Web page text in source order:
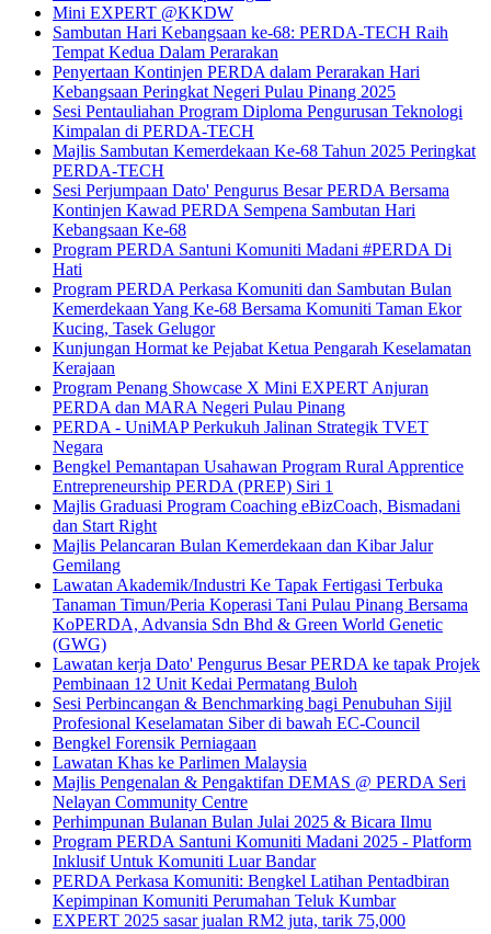
Mini EXPERT @KKDW
Sambutan Hari Kebangsaan ke-68: PERDA-TECH Raih
Tempat Kedua Dalam Perarakan
Penyertaan Kontinjen PERDA dalam Perarakan Hari
Kebangsaan Peringkat Negeri Pulau Pinang 2025
Sesi Pentauliahan Program Diploma Pengurusan Teknologi
Kimpalan di PERDA-TECH
Majlis Sambutan Kemerdekaan Ke-68 Tahun 2025 Peringkat
PERDA-TECH
Sesi Perjumpaan Dato' Pengurus Besar PERDA Bersama
Kontinjen Kawad PERDA Sempena Sambutan Hari
Kebangsaan Ke-68
Program PERDA Santuni Komuniti Madani #PERDA Di
Hati
Program PERDA Perkasa Komuniti dan Sambutan Bulan
Kemerdekaan Yang Ke-68 Bersama Komuniti Taman Ekor
Kucing, Tasek Gelugor
Kunjungan Hormat ke Pejabat Ketua Pengarah Keselamatan
Kerajaan
Program Penang Showcase X Mini EXPERT Anjuran
PERDA dan MARA Negeri Pulau Pinang
PERDA - UniMAP Perkukuh Jalinan Strategik TVET
Negara
Bengkel Pemantapan Usahawan Program Rural Apprentice
Entrepreneurship PERDA (PREP) Siri 1
Majlis Graduasi Program Coaching eBizCoach, Bismadani
dan Start Right
Majlis Pelancaran Bulan Kemerdekaan dan Kibar Jalur
Gemilang
Lawatan Akademik/Industri Ke Tapak Fertigasi Terbuka
Tanaman Timun/Peria Koperasi Tani Pulau Pinang Bersama
KoPERDA, Advansia Sdn Bhd & Green World Genetic
(GWG)
Lawatan kerja Dato' Pengurus Besar PERDA ke tapak Projek
Pembinaan 12 Unit Kedai Permatang Buloh
Sesi Perbincangan & Benchmarking bagi Penubuhan Sijil
Profesional Keselamatan Siber di bawah EC-Council
Bengkel Forensik Perniagaan
Lawatan Khas ke Parlimen Malaysia
Majlis Pengenalan & Pengaktifan DEMAS @ PERDA Seri
Nelayan Community Centre
Perhimpunan Bulanan Bulan Julai 2025 & Bicara Ilmu
Program PERDA Santuni Komuniti Madani 2025 - Platform
Inklusif Untuk Komuniti Luar Bandar
PERDA Perkasa Komuniti: Bengkel Latihan Pentadbiran
Kepimpinan Komuniti Perumahan Teluk Kumbar
EXPERT 2025 sasar jualan RM2 juta, tarik 75,000